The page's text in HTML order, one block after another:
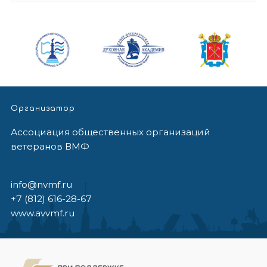
Организатор
Ассоциация общественных организаций
ветеранов ВМФ
info@nvmf.ru
+7 (812) 616-28-67
www.avvmf.ru